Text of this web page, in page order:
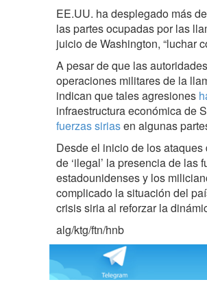
EE.UU. ha desplegado más
las partes ocupadas por las
juicio de Washington, “luchar
A pesar de que las
operaciones militares de la
indican que tales agresiones
infraestructura económica de
fuerzas siriasen algunas
Desde el inicio de los
de ‘ilegal’ la presencia de las
estadounidenses y los
complicado la situación del
crisis siria al reforzar la
alg/ktg/ftn/hnb